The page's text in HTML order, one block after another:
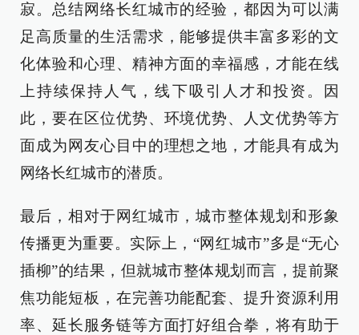
寂。总结网络长红城市的经验，都因为可以满
足高质量的生活需求，能够提供丰富多彩的文
化体验和心理、精神方面的幸福感，才能在线
上持续保持人气，线下吸引人才和投资。因
此，要在区位优势、环境优势、人文优势等方
面成为网友心目中的理想之地，才能具有成为
网络长红城市的潜质。
最后，相对于网红城市，城市整体规划和形象
传播更为重要。实际上，“网红城市”多是“无心
插柳”的结果，但就城市整体规划而言，提前聚
焦功能短板，在完善功能配套、提升资源利用
率、延长服务链等方面打好组合拳，将有助于